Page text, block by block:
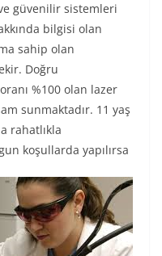
güvenilir sistemleri
bilgisi olan
sahip olan
Doğru
%100 olan lazer
sunmaktadır. 11 yaş
rahatlıkla
koşullarda yapılırsa